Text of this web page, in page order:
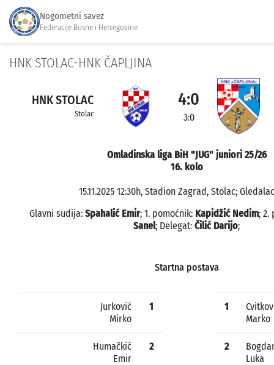
Nogometni savez
Federacije Bosne i Hercegovine
HNK STOLAC-HNK ČAPLJINA
HNK STOLAC
Stolac
4:0
3:0
Omladinska liga BiH "JUG" juniori 25/26
16. kolo
15.11.2025 12:30h, Stadion Zagrad, Stolac;
Glavni sudija: Spahalić Emir; 1. pomoćnik: Kapidžić Nedim; 2.
Sanel; Delegat: Čilić Darijo;
Startna postava
Jurković
Mirko
1
Humačkić
Emir
2
1
Marko
2
Luka